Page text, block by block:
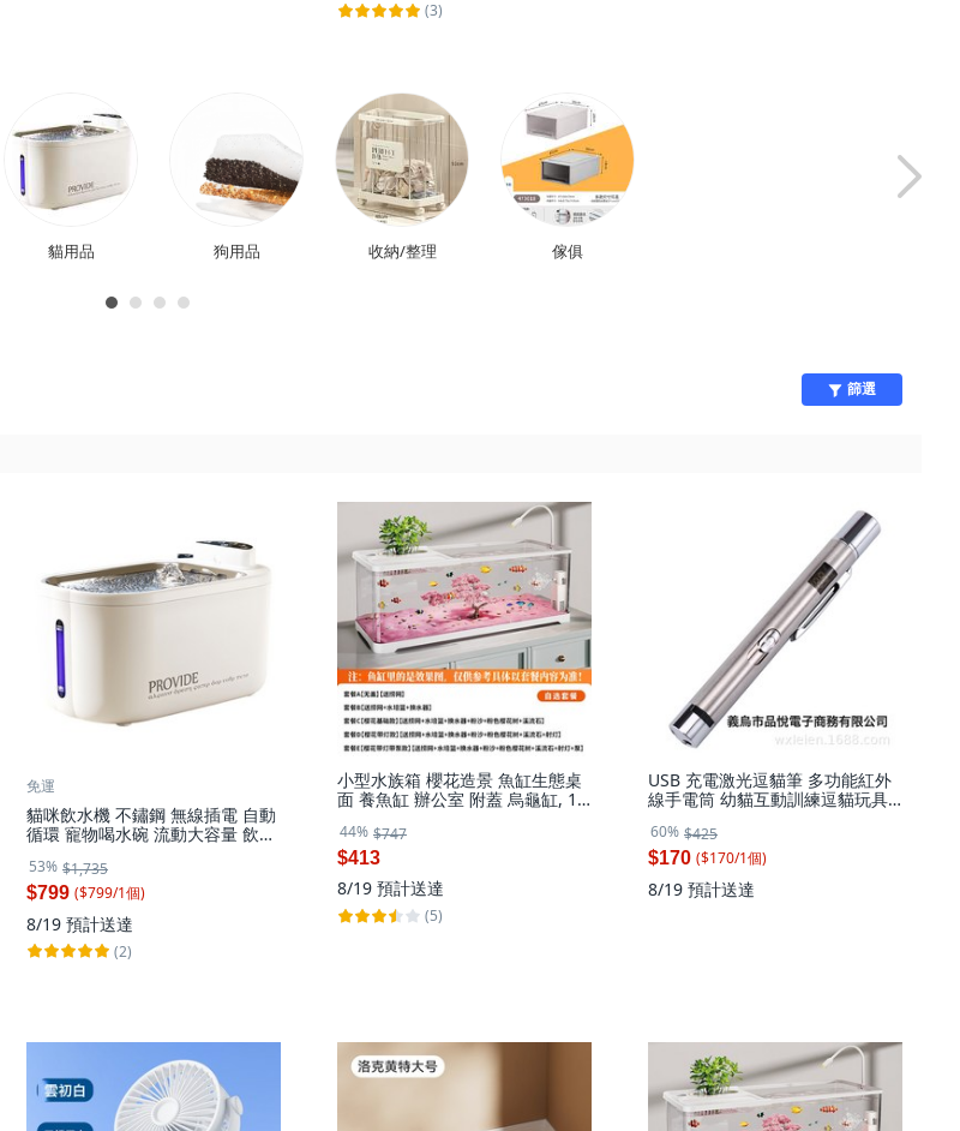
(3)
貓用品 狗用品 收納/整理 傢俱
篩選
免運
貓咪飲水機 不鏽鋼 無線插電 自動
循環 寵物喝水碗 流動大容量 飲水
款】5200毫安【90天長續航 不鏽:
寵物飲水機
53% $1,735
$799 ($799/1個)
8/19 預計送達
(2)
小型水族箱 櫻花造景 魚缸生態桌
面 養魚缸 辦公室 附蓋 烏龜缸, 1
44% $747
$413
8/19 預計送達
(5)
USB 充電激光逗貓筆 多功能紅外
線手電筒 幼貓互動訓練逗貓玩具,
60% $425
$170 ($170/1個)
8/19 預計送達